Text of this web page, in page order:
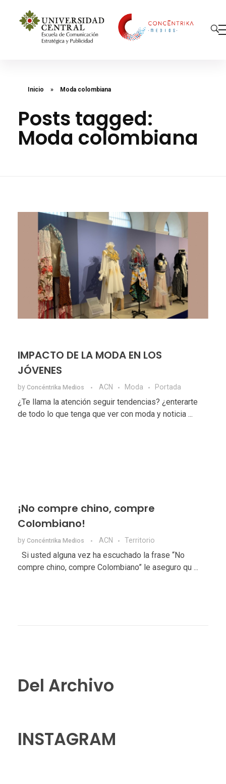
Inicio » Moda colombiana
Posts tagged:
Moda colombiana
IMPACTO DE LA MODA EN LOS
JÓVENES
by Concéntrika Medios ACN Moda Portada
¿Te llama la atención seguir tendencias? ¿enterarte
de todo lo que tenga que ver con moda y noticia ...
¡No compre chino, compre
Colombiano!
by Concéntrika Medios ACN Territorio
Si usted alguna vez ha escuchado la frase “No
compre chino, compre Colombiano” le aseguro qu ...
Del Archivo
INSTAGRAM